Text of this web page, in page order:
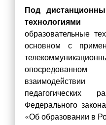
Конкурсы , олимпиады
Инновационная
Методическая копилка
Разработки уроков
Воспитательная
Штаб воспитательной
Классные руководители
Документация
Под
образовательные
основном с
педагогических
Федерального
«Об образовании в